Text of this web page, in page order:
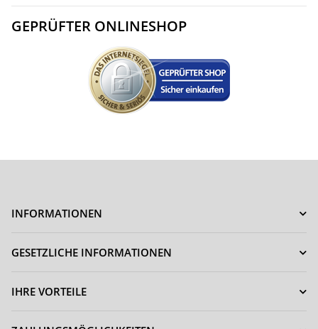
GEPRÜFTER ONLINESHOP
INFORMATIONEN
GESETZLICHE INFORMATIONEN
IHRE VORTEILE